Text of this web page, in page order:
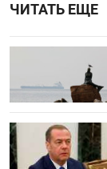
ЧИТАТЬ ЕЩЕ